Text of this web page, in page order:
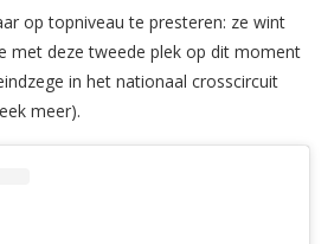
op topniveau te presteren: ze wint
met deze tweede plek op dit moment
in het nationaal crosscircuit
meer).